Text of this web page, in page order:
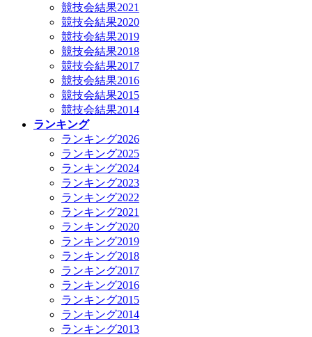
競技会結果2021
競技会結果2020
競技会結果2019
競技会結果2018
競技会結果2017
競技会結果2016
競技会結果2015
競技会結果2014
ランキング
ランキング2026
ランキング2025
ランキング2024
ランキング2023
ランキング2022
ランキング2021
ランキング2020
ランキング2019
ランキング2018
ランキング2017
ランキング2016
ランキング2015
ランキング2014
ランキング2013